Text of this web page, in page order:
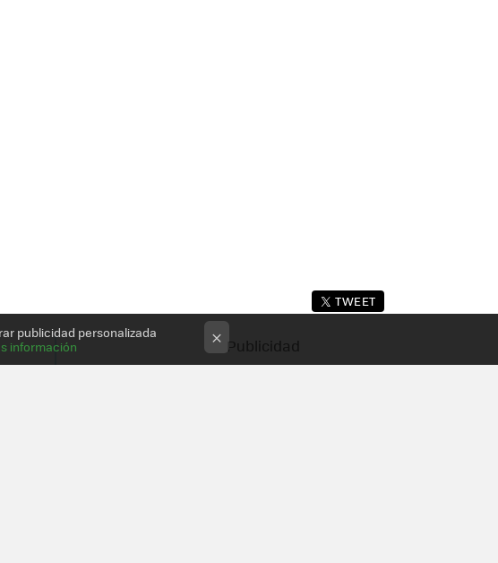
TWEET
publicidad personalizada
información